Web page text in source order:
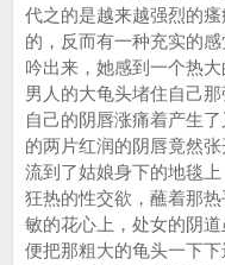
代之的是越来越强烈的
的，反而有一种充实的
吟出来，她感到一个热
男人的大龟头堵住自己
自己的阴唇涨痛着产生
的两片红润的阴唇竟然
流到了姑娘身下的地毯
狂热的性交欲，蘸着那
敏的花心上，处女的阴
便把那粗大的龟头一下